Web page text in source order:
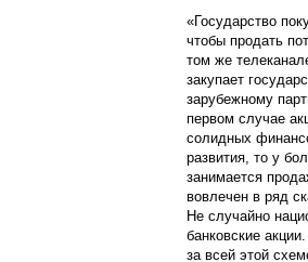
«Государство
чтобы продать
том же
закупает
зарубежному
первом случае
солидных
развития, то у
занимается
вовлечен в ряд
Не случайно
банковские
за всей этой